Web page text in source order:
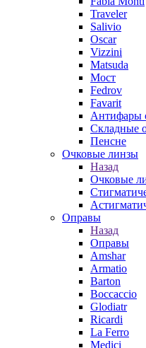
Traveler
Salivio
Oscar
Vizzini
Matsuda
Мост
Fedrov
Favarit
Антифары
Складные
Пенсне
Очковые линзы
Назад
Очковые
Оправы
Назад
Оправы
Amshar
Armatio
Barton
Boccaccio
Glodiatr
Ricardi
La Ferro
Medici